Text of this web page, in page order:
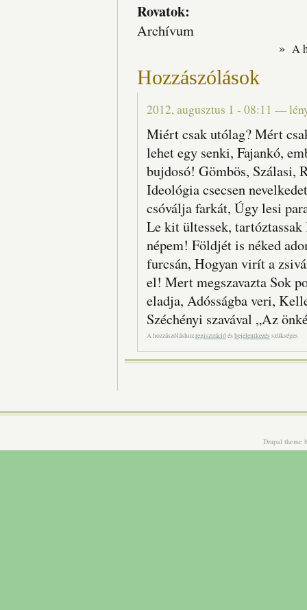
Rovatok:
Archívum
» A
Hozzászólások
2012, augusztus 1 - 08:11 —
Miért csak utólag? Mért
lehet egy senki, Fajankó,
bujdosó! Gömbös, Szálasi,
Ideológia csecsen
csóválja farkát, Úgy lesi
Le kit ültessek,
népem! Földjét is néked
furcsán, Hogyan virít a
el! Mert megszavazta Sok
eladja, Adósságba veri,
Széchényi szavával „Az
A hozzászóláshozregisztrációésbejelentkezésszükséges
Drupal theme